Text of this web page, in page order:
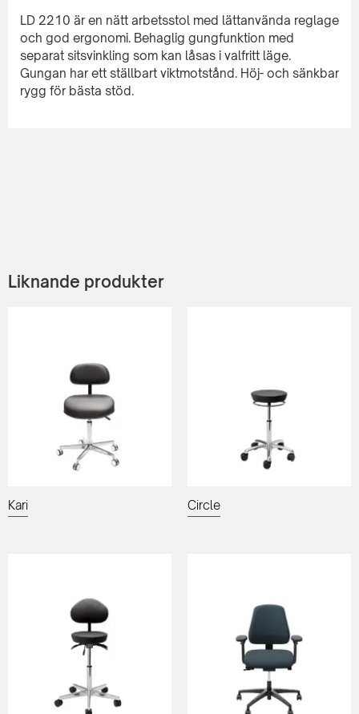
LD 2210 är en nätt arbetsstol med lättanvända reglage
och god ergonomi. Behaglig gungfunktion med
separat sitsvinkling som kan låsas i valfritt läge.
Gungan har ett ställbart viktmotstånd. Höj- och sänkbar
Liknande produkter
Kari Circle